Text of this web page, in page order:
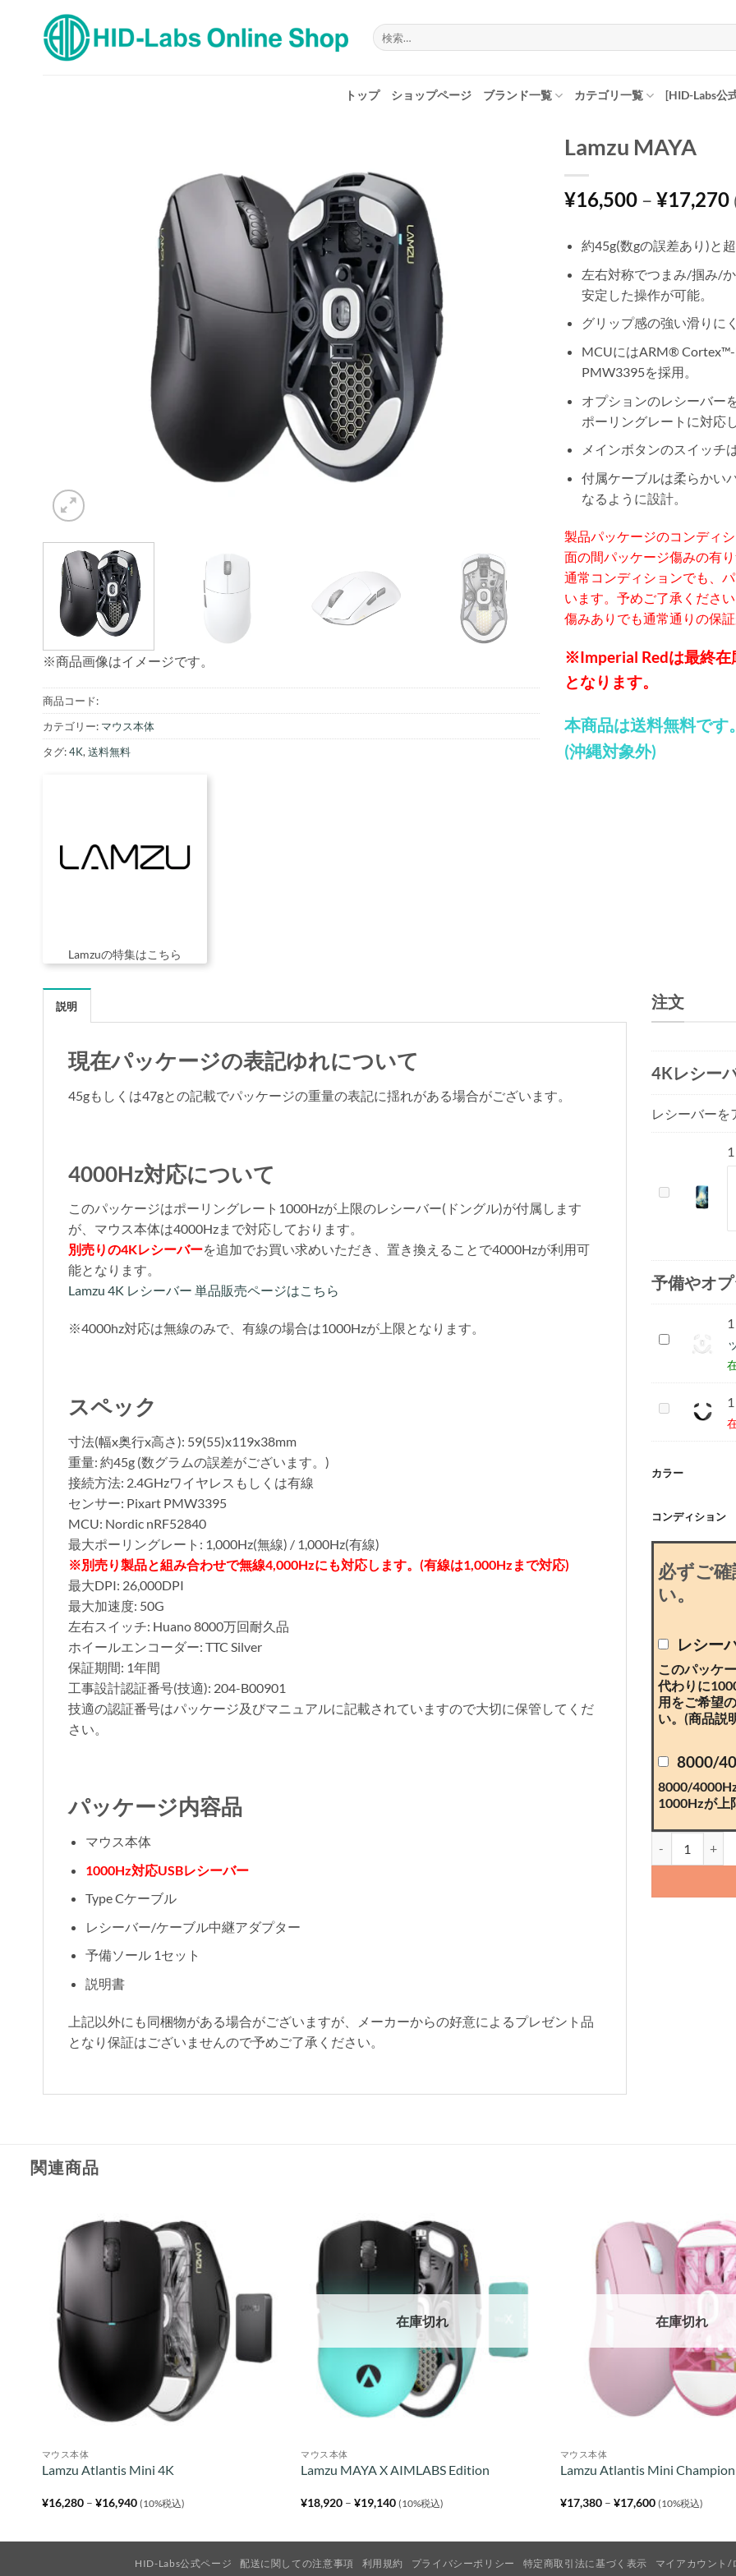
検
索
トップ ショップページ ブランド一覧 カテゴリ一覧 [HID-Labs公
※商品画像はイメージです。
商品コード:
カテゴリー: マウス本体
タグ:4K,送料無料
Lamzuの特集はこちら
Lamzu MAYA
¥16,500 – ¥17,270
約45g(数gの誤差あり)と超
左右対称でつまみ/掴み/
安定した操作が可能。
グリップ感の強い滑りに
MCUにはARM®
PMW3395を採用。
オプションのレシーバー
ポーリングレートに対応
メインボタンのスイッチ
付属ケーブルは柔らかい
なるように設計。
製品パッケージのコンディ
面の間パッケージ傷みの有
通常コンディションでも、
います。予めご了承ください
傷みありでも通常通りの保
※Imperial Redは最終在
となります。
本商品は送料無料です。
(沖縄対象外)
説明
現在パッケージの表記ゆれについて
45gもしくは47gとの記載でパッケージの重量の表記に揺れがある場合がございます。
4000Hz対応について
このパッケージはポーリングレート1000Hzが上限のレシーバー(ドングル)が付属します
が、マウス本体は4000Hzまで対応しております。
別売りの4Kレシーバーを追加でお買い求めいただき、置き換えることで4000Hzが利用可
能となります。
Lamzu 4K レシーバー 単品販売ページはこちら
※4000hz対応は無線のみで、有線の場合は1000Hzが上限となります。
スペック
寸法(幅x奥行x高さ): 59(55)x119x38mm
重量: 約45g (数グラムの誤差がございます。)
接続方法: 2.4GHzワイヤレスもしくは有線
センサー: Pixart PMW3395
MCU: Nordic nRF52840
最大ポーリングレート: 1,000Hz(無線) / 1,000Hz(有線)
※別売り製品と組み合わせで無線4,000Hzにも対応します。(有線は1,000Hzまで対応)
最大DPI: 26,000DPI
最大加速度: 50G
左右スイッチ: Huano 8000万回耐久品
ホイールエンコーダー: TTC Silver
保証期間: 1年間
工事設計認証番号(技適): 204-B00901
技適の認証番号はパッケージ及びマニュアルに記載されていますので大切に保管してくだ
さい。
パッケージ内容品
マウス本体
1000Hz対応USBレシーバー
Type Cケーブル
レシーバー/ケーブル中継アダプター
予備ソール 1セット
説明書
上記以外にも同梱物がある場合がございますが、メーカーからの好意によるプレゼント品
となり保証はございませんので予めご了承ください。
注文
4Kレシー
レシーバーを
Lamzu
バ
ー
ン
ル)
1
予備やオ
Lamzu
ソ
(MAYA
ッ
ト
1
Lamzu
正
ラ
ソ
ー
(MAYA
用)
1
カラー
コンディション
必ずご
い。
レシー
このパッケ
代わりに
用をご希望
い。(商品説
8000/
8000/
1000Hzが上
関連商品
マウス本体
Lamzu Atlantis Mini 4K
¥16,280 – ¥16,940価
格
¥16,940
(10%税込)
在庫切れ
マウス本体
Lamzu MAYA X AIMLABS Edition
¥18,920 –¥19,140価
格
¥19,140
(10%税込)
在庫切れ
マウス本体
Lamzu Atlantis Mini
¥17,380 – ¥17,600価
格
¥17,600
(10%税込)
HID-Labs公式ページ 配送に関しての注意事項 利用規約 プライバシーポリシー 特定商取引法に基づく表示 マイアカウント/